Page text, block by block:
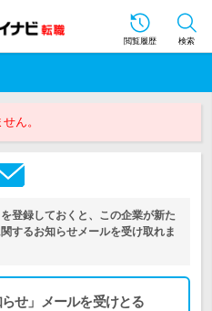
閲覧履歴 検索
ん。
登録しておくと、この企業が新た
するお知らせメールを受け取れま
せ」メールを受けとる